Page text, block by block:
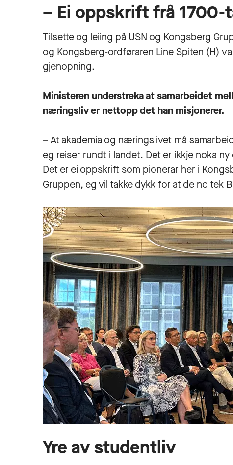
– Ei oppskrift frå 1700-
Tilsette og leiing på USN og Kongsberg
og Kongsberg-ordføraren Line Spiten (H)
gjenopning.
Ministeren understreka at samarbeidet
næringsliv er nettopp det han misjonerer.
– At akademia og næringslivet må
eg reiser rundt i landet. Det er ikkje noka
Det er ei oppskrift som pionerar her i
Gruppen, eg vil takke dykk for at de no tek
Yre av studentliv